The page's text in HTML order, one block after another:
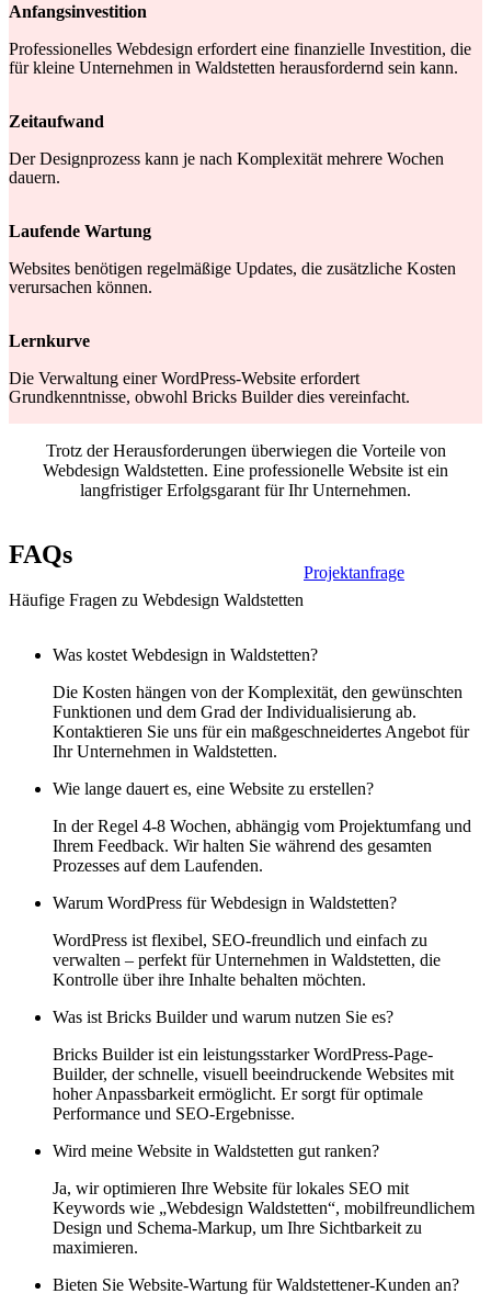
Anfangsinvestition
Professionelles Webdesign erfordert eine finanzielle Investition, die
für kleine Unternehmen in Waldstetten herausfordernd sein kann.
Zeitaufwand
Der Designprozess kann je nach Komplexität mehrere Wochen
dauern.
Laufende Wartung
Websites benötigen regelmäßige Updates, die zusätzliche Kosten
verursachen können.
Lernkurve
Die Verwaltung einer WordPress-Website erfordert
Grundkenntnisse, obwohl Bricks Builder dies vereinfacht.
Trotz der Herausforderungen überwiegen die Vorteile von
Webdesign Waldstetten. Eine professionelle Website ist ein
langfristiger Erfolgsgarant für Ihr Unternehmen.
FAQs
Häufige Fragen zu Webdesign Waldstetten
Projektanfrage
Was kostet Webdesign in Waldstetten?
Die Kosten hängen von der Komplexität, den gewünschten
Funktionen und dem Grad der Individualisierung ab.
Kontaktieren Sie uns für ein maßgeschneidertes Angebot für
Ihr Unternehmen in Waldstetten.
Wie lange dauert es, eine Website zu erstellen?
In der Regel 4-8 Wochen, abhängig vom Projektumfang und
Ihrem Feedback. Wir halten Sie während des gesamten
Prozesses auf dem Laufenden.
Warum WordPress für Webdesign in Waldstetten?
WordPress ist flexibel, SEO-freundlich und einfach zu
verwalten – perfekt für Unternehmen in Waldstetten, die
Kontrolle über ihre Inhalte behalten möchten.
Was ist Bricks Builder und warum nutzen Sie es?
Bricks Builder ist ein leistungsstarker WordPress-Page-
Builder, der schnelle, visuell beeindruckende Websites mit
hoher Anpassbarkeit ermöglicht. Er sorgt für optimale
Performance und SEO-Ergebnisse.
Wird meine Website in Waldstetten gut ranken?
Ja, wir optimieren Ihre Website für lokales SEO mit
Keywords wie „Webdesign Waldstetten“, mobilfreundlichem
Design und Schema-Markup, um Ihre Sichtbarkeit zu
maximieren.
Bieten Sie Website-Wartung für Waldstettener-Kunden an?